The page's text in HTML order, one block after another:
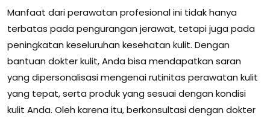
Manfaat dari perawatan profesional ini tidak hanya
terbatas pada pengurangan jerawat, tetapi juga pada
peningkatan keseluruhan kesehatan kulit. Dengan
bantuan dokter kulit, Anda bisa mendapatkan saran
yang dipersonalisasi mengenai rutinitas perawatan kulit
yang tepat, serta produk yang sesuai dengan kondisi
kulit Anda. Oleh karena itu, berkonsultasi dengan dokter